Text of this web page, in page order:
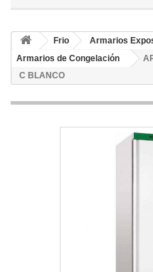
Frio
Armarios
Armarios de Congelación
C BLANCO